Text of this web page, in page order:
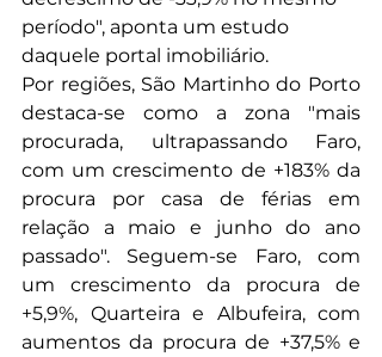
período", aponta um estudo
daquele portal imobiliário.
Por regiões, São Martinho do Porto
destaca-se como a zona "mais
procurada, ultrapassando Faro,
com um crescimento de +183% da
procura por casa de férias em
relação a maio e junho do ano
passado". Seguem-se Faro, com
um crescimento da procura de
+5,9%, Quarteira e Albufeira, com
aumentos da procura de +37,5% e